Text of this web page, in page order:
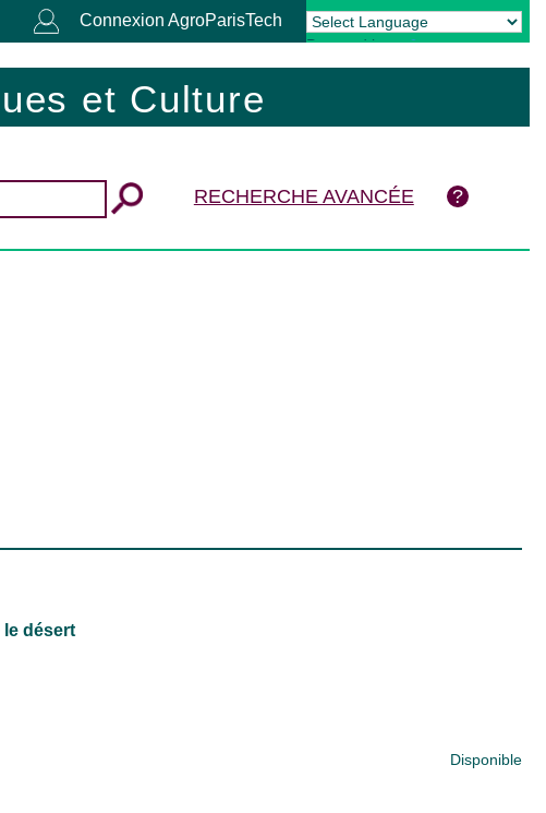
Connexion AgroParisTech
Powered by Translate
et Culture
RECHERCHE AVANCÉE
le désert
Disponible